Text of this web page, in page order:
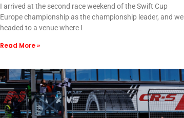
I arrived at the second race weekend of the Swift Cup
Europe championship as the championship leader, and we
headed to a venue where I
Read More »